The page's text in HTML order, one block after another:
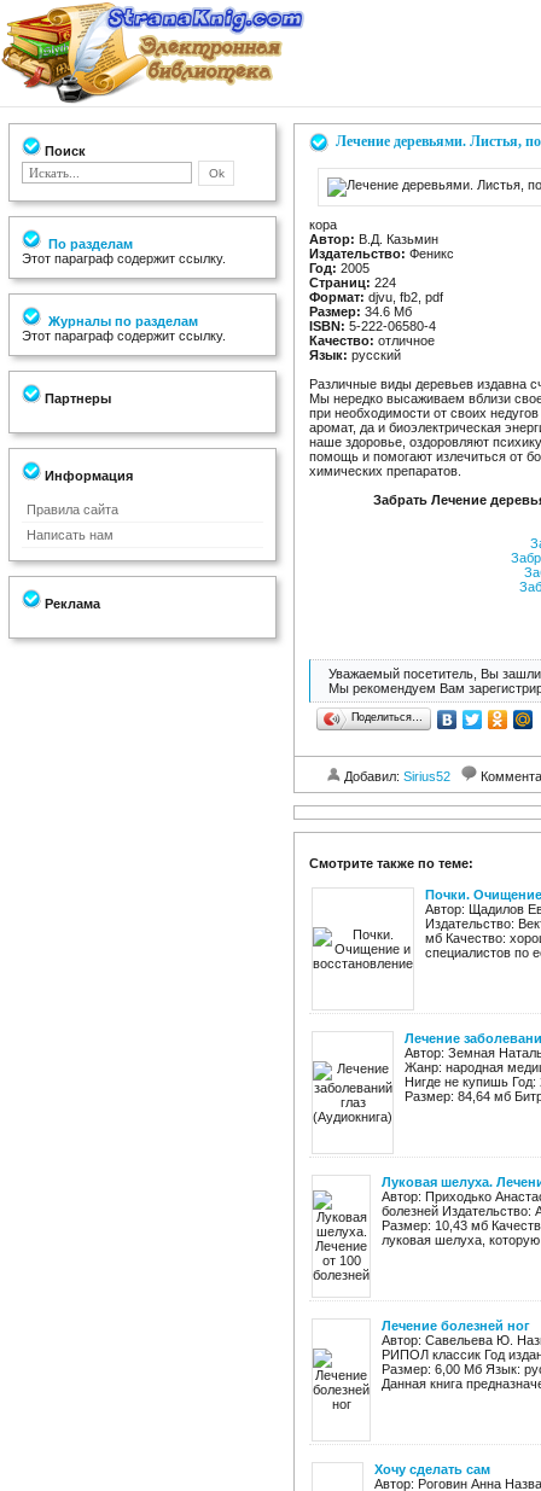
Поиск
По разделам
Этот параграф содержит ссылку.
Журналы по разделам
Этот параграф содержит ссылку.
Партнеры
Информация
Правила сайта
Написать нам
Реклама
Лечение деревьями. Листья,
кора
Автор: В.Д. Казьмин
Издательство: Феникс
Год: 2005
Страниц: 224
Формат: djvu, fb2, pdf
Размер: 34.6 Мб
ISBN: 5-222-06580-4
Качество: отличное
Язык: русский
Различные виды деревьев издавна
Мы нередко высаживаем вблизи
при необходимости от своих
аромат, да и биоэлектрическая
наше здоровье, оздоровляют
помощь и помогают излечиться от
химических препаратов.
Забрать Лечение
Уважаемый посетитель, Вы зашли
Мы рекомендуем Вам
Поделиться…
Добавил: Sirius52
Смотрите также по теме:
Почки.
Автор: Щадилов
Издательство:
мб Качество:
специалистов по
Лечение
Автор: Земная
Жанр: народная
Нигде не купишь
Размер: 84,64 мб
Луковая шелуха.
Автор: Приходько
болезней Издательство:
Размер: 10,43 мб
луковая шелуха,
Лечение болезней ног
Автор: Савельева Ю.
РИПОЛ классик Год
Размер: 6,00 Мб Язык:
Данная книга
Хочу сделать сам
Автор: Роговин Анна